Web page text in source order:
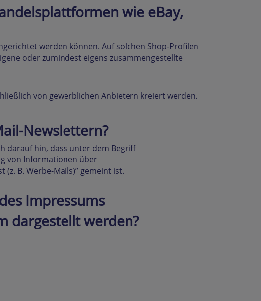
wie eBay,
werden können. Auf solchen Shop-Profilen
oder zumindest eigens zusammengestellte
von gewerblichen Anbietern kreiert werden.
Newslettern?
darauf hin, dass unter dem Begriff
von Informationen über
B. Werbe-Mails)” gemeint ist.
Impressums
dargestellt werden?